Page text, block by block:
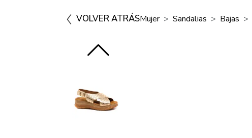
VOLVER ATRÁSMujer Sandalias Bajas